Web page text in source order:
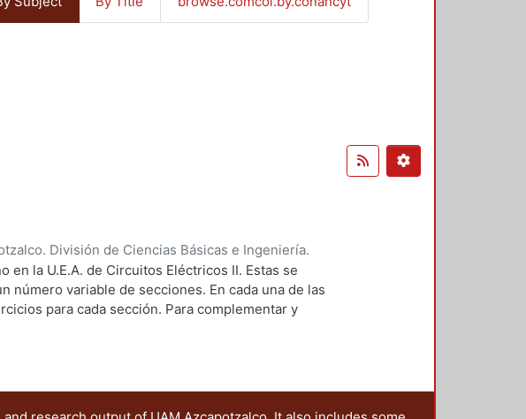
División de Ciencias Básicas e Ingeniería.
la U.E.A. de Circuitos Eléctricos II. Estas se
número variable de secciones. En cada una de las
para cada sección. Para complementar y